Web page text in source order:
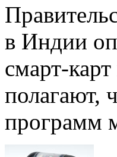
в Индии
смарт-
полагают,
программ